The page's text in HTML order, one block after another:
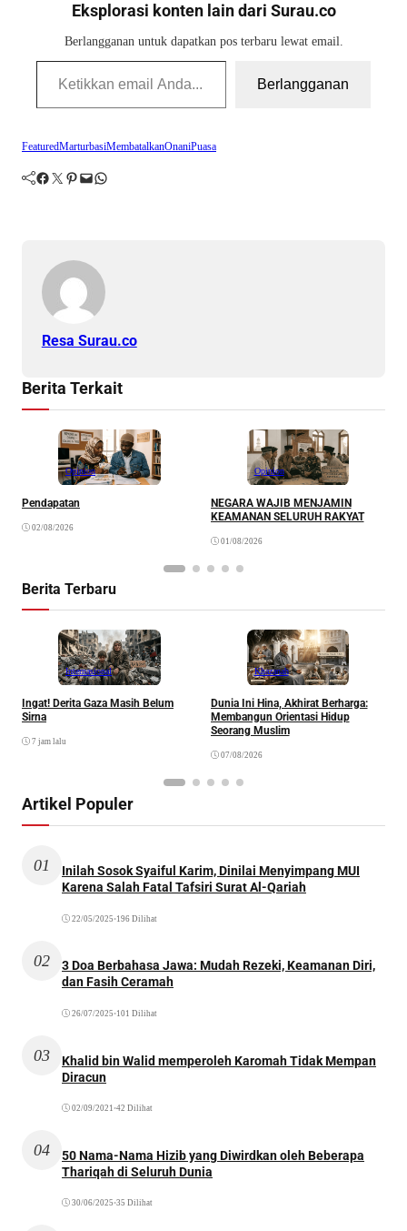
Eksplorasi konten lain dari Surau.co
Berlangganan untuk dapatkan pos terbaru lewat email.
Ketikkan email Anda...
Berlangganan
FeaturedMarturbasiMembatalkanOnaniPuasa
Facebook Twitter Pinterest Mail WhatsApp
Resa Surau.co
Berita Terkait
Opinion
Pendapatan
02/08/2026
Opinion
NEGARA WAJIB MENJAMIN
KEAMANAN SELURUH RAKYAT
01/08/2026
Berita Terbaru
Internasional
Ingat! Derita Gaza Masih Belum
Sirna
7 jam lalu
Khazanah
Dunia Ini Hina, Akhirat Berharga:
Membangun Orientasi Hidup
Seorang Muslim
07/08/2026
Artikel Populer
01
Inilah Sosok Syaiful Karim, Dinilai Menyimpang MUI
Karena Salah Fatal Tafsiri Surat Al-Qariah
22/05/2025 •196 Dilihat
02
3 Doa Berbahasa Jawa: Mudah Rezeki, Keamanan Diri,
dan Fasih Ceramah
26/07/2025 •101 Dilihat
03
Khalid bin Walid memperoleh Karomah Tidak Mempan
Diracun
02/09/2021 •42 Dilihat
04
50 Nama-Nama Hizib yang Diwirdkan oleh Beberapa
Thariqah di Seluruh Dunia
30/06/2025 •35 Dilihat